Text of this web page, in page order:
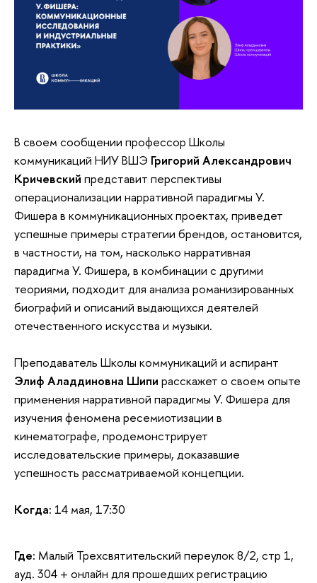
своем сообщении профессор Школы
коммуникаций НИУ ВШЭ Григорий Александрович
Кричевский представит перспективы
операционализации нарративной парадигмы У.
Фишера в коммуникационных проектах, приведет
успешные примеры стратегии брендов, остановится,
частности, на том, насколько нарративная
парадигма У. Фишера, в комбинации с другими
теориями, подходит для анализа романизированных
иографий и описаний выдающихся деятелей
отечественного искусства и музыки.
Преподаватель Школы коммуникаций и аспирант
Элиф Аладдиновна Шипи расскажет о своем опыте
применения нарративной парадигмы У. Фишера для
изучения феномена ресемиотизации
кинематографе, продемонстрирует
исследовательские примеры, доказавшие
успешность рассматриваемой концепции.
Когда: 14 мая, 17:30
Где: Малый Трехсвятительский переулок 8/2, стр 1,
ауд. 304 + онлайн для прошедших регистрацию